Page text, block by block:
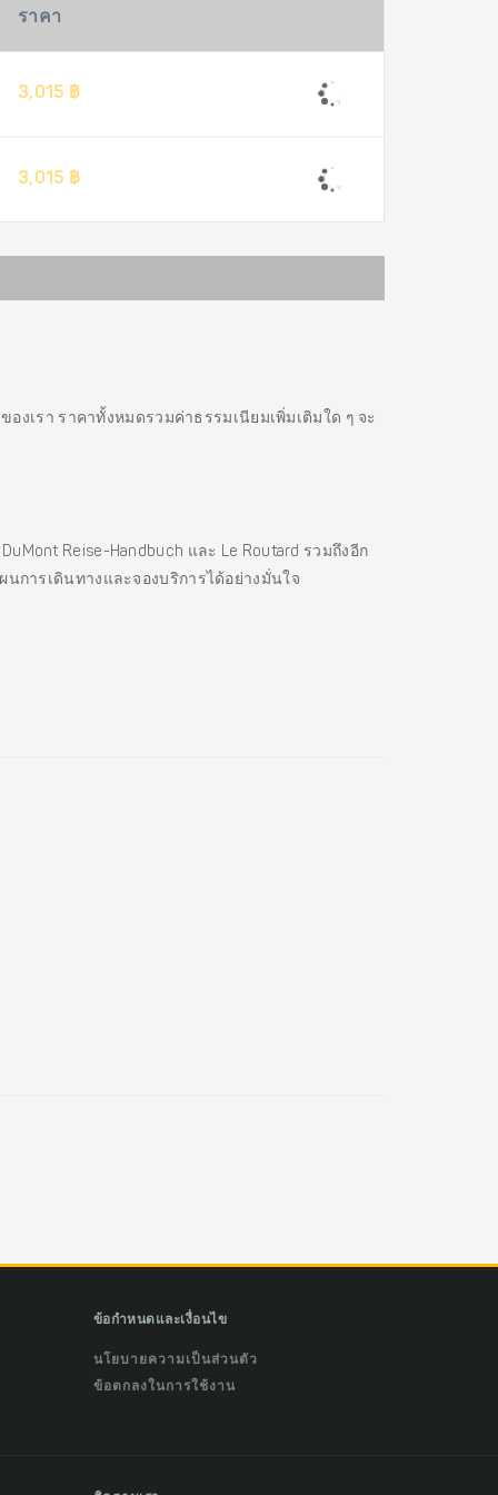
ราคา
3,015 ฿
3,015 ฿
เรา ราคาทั้งหมดรวมค่าธรรมเนียมเพิ่มเติมใด ๆ จะ
Reise-Handbuch และ Le Routard รวมถึงอีก
การเดินทางและจองบริการได้อย่างมั่นใจ
ข้อกำหนดและเงื่อนไข
นโยบายความเป็นส่วนตัว
ข้อตกลงในการใช้งาน